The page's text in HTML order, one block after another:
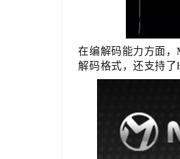
在编解码能力方面
解码格式，还支持